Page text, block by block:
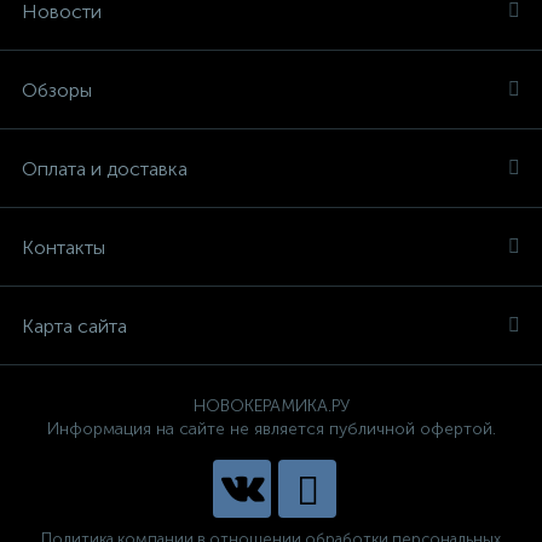
Новости
Обзоры
Оплата и доставка
Контакты
Карта сайта
НОВОКЕРАМИКА.РУ
Информация на сайте не является публичной офертой.